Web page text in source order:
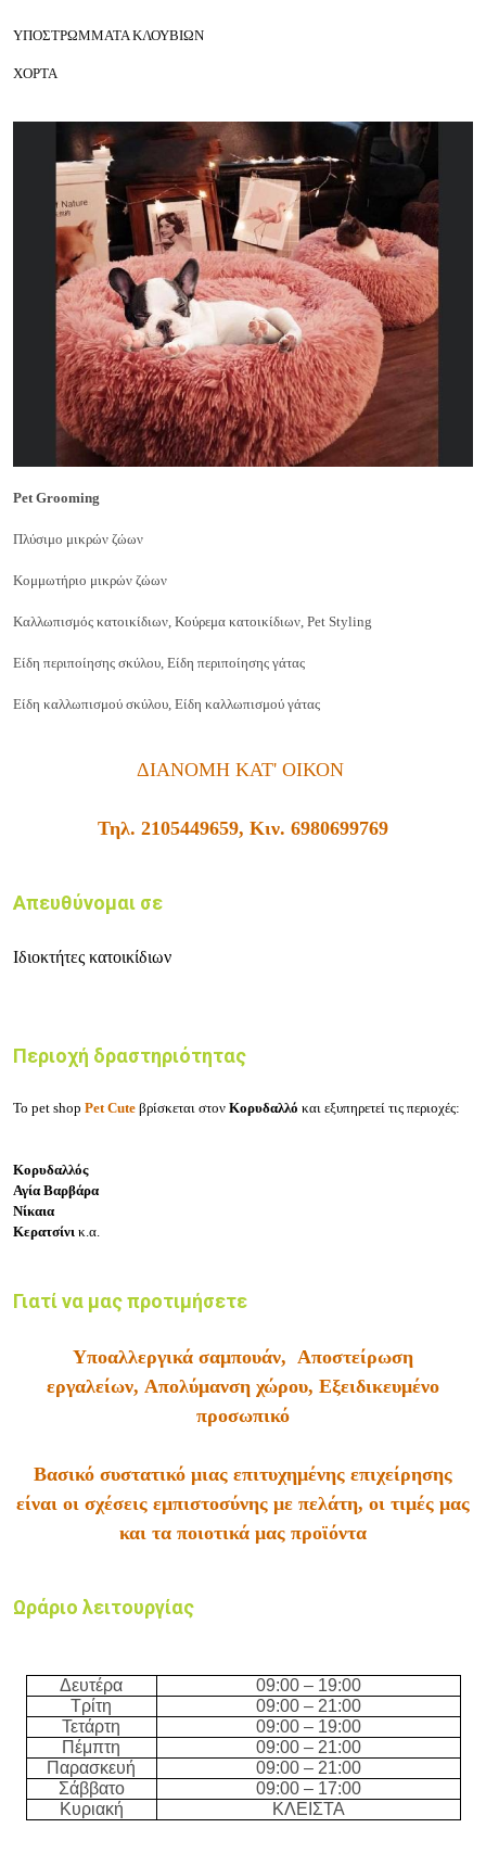
ΥΠΟΣΤΡΩΜΜΑΤΑ ΚΛΟΥΒΙΩΝ
ΧΟΡΤΑ
Pet Grooming
Πλύσιμο μικρών ζώων
Κομμωτήριο μικρών ζώων
Καλλωπισμός κατοικίδιων, Κούρεμα κατοικίδιων, Pet Styling
Είδη περιποίησης σκύλου, Είδη περιποίησης γάτας
Είδη καλλωπισμού σκύλου, Είδη καλλωπισμού γάτας
ΔΙΑΝΟΜΗ ΚΑΤ' ΟΙΚΟΝ
Τηλ. 2105449659, Κιν. 6980699769
Απευθύνομαι σε
Ιδιοκτήτες κατοικίδιων
Περιοχή δραστηριότητας
Το pet shop Pet Cute βρίσκεται στον Κορυδαλλό και εξυπηρετεί τις περιοχές:
Κορυδαλλός
Αγία Βαρβάρα
Νίκαια
Κερατσίνι κ.α.
Γιατί να μας προτιμήσετε
Υποαλλεργικά σαμπουάν, Αποστείρωση
εργαλείων, Απολύμανση χώρου, Εξειδικευμένο
προσωπικό
Βασικό συστατικό μιας επιτυχημένης επιχείρησης
είναι οι σχέσεις εμπιστοσύνης με πελάτη, οι τιμές μας
και τα ποιοτικά μας προϊόντα
Ωράριο λειτουργίας
Δευτέρα
09:00 – 19:00
Τρίτη
09:00 – 21:00
Τετάρτη
09:00 – 19:00
Πέμπτη
09:00 – 21:00
Παρασκευή
09:00 – 21:00
Σάββατο
09:00 – 17:00
Κυριακή
ΚΛΕΙΣΤΑ